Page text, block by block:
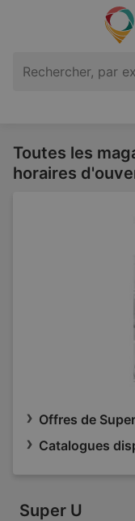
Toutes les
horaires
Offres de
Catalogues
Super U